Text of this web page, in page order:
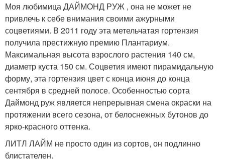
Моя любимица ДАЙМОНД РУЖ , она не может не
привлечь к себе внимания своими ажурными
соцветиями. В 2011 году эта метельчатая гортензия
получила престижную премию Плантариум.
Максимальная высота взрослого растения 140 см,
диаметр куста 150 см. Соцветия имеют пирамидальную
форму, эта гортензия цвет с конца июня до конца
сентября в средней полосе. Особенностью сорта
Даймонд руж является непрерывная смена окраски на
протяжении всего сезона, от белоснежных бутонов до
ярко-красного оттенка.
ЛИТЛ ЛАЙМ не просто один из сортов, он подлинно
блистателен.